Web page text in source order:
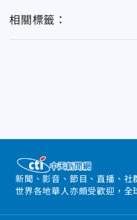
相關標籤：
新聞、影音、節目、直播、
世界各地華人亦頗受歡迎，全